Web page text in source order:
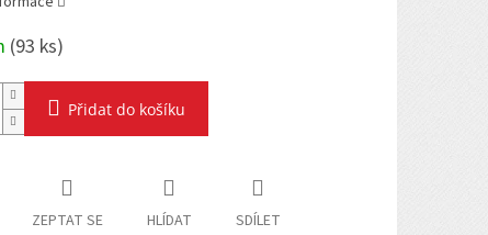
(93 ks)
Přidat do košíku
ZEPTAT SE HLÍDAT SDÍLET